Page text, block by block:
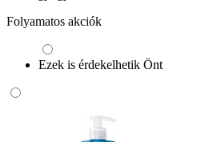
Folyamatos akciók
Ezek is érdekelhetik Önt